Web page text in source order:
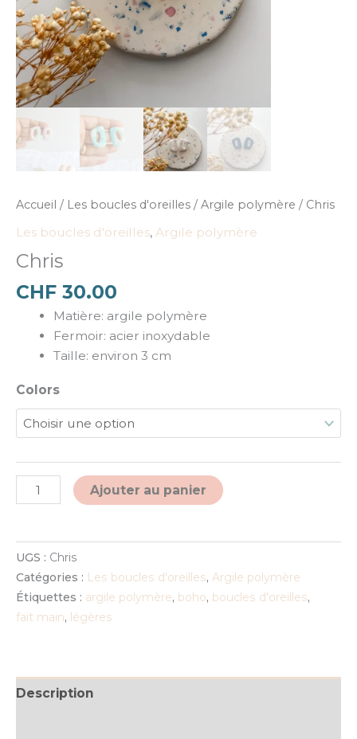
Accueil / Les boucles d'oreilles / Argile polymère / Chris
Les boucles d'oreilles, Argile polymère
Chris
CHF 30.00
Matière: argile polymère
Fermoir: acier inoxydable
Taille: environ 3 cm
Colors
Ajouter au panier Alternative:
UGS : Chris
Catégories : Les boucles d'oreilles, Argile polymère
Étiquettes : argile polymère, boho, boucles d'oreilles,
fait main, légères
Description